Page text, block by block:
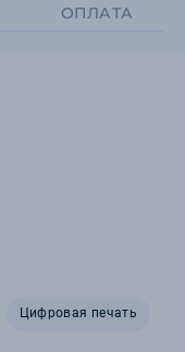
ОПЛАТА
Цифровая печать